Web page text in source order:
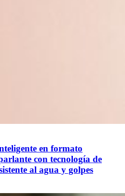
en formato
con tecnología de
al agua y golpes